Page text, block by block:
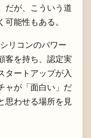
だが、こういう道
能性もある。
リコンのパワー
客を持ち、認定実
タートアップが入
ャが「面白い」だ
思わせる場所を見